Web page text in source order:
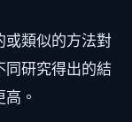
或類似的方法對
同研究得出的結
。